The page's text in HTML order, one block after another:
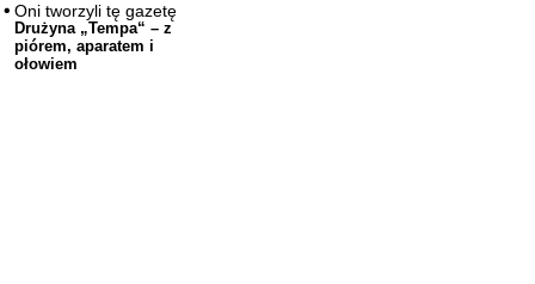
Oni tworzyli tę gazetę
Drużyna „Tempa“ – z
piórem, aparatem i
ołowiem